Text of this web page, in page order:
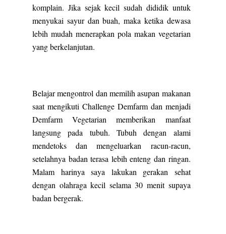
komplain. Jika sejak kecil sudah dididik untuk
menyukai sayur dan buah, maka ketika dewasa
lebih mudah menerapkan pola makan vegetarian
yang berkelanjutan.
Belajar mengontrol dan memilih asupan makanan
saat mengikuti Challenge Demfarm dan menjadi
Demfarm Vegetarian memberikan manfaat
langsung pada tubuh. Tubuh dengan alami
mendetoks dan mengeluarkan racun-racun,
setelahnya badan terasa lebih enteng dan ringan.
Malam harinya saya lakukan gerakan sehat
dengan olahraga kecil selama 30 menit supaya
badan bergerak.